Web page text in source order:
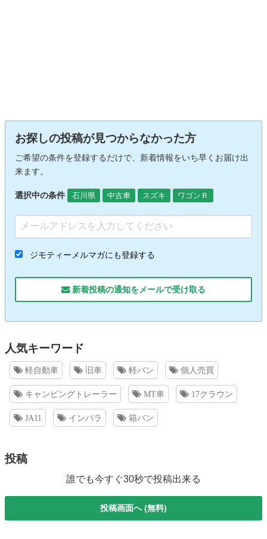
お探しの投稿が見つからなかった方
ご希望の条件を登録するだけで、新着情報をいち早くお届け出
来ます。
選択中の条件 石川県 中古車 スズキ ワゴンＲ
ジモティーメルマガにも登録する
新着投稿の通知をメールで受け取る
人気キーワード
軽自動車 旧車 軽バン 個人売買
キャンピングトレーラー MT車 17クラウン
JA11 インパラ 箱バン
投稿
誰でも今すぐ30秒で投稿出来る
投稿画面へ (無料)